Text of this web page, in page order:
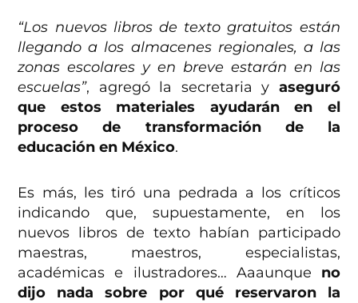
“Los nuevos libros de texto gratuitos están
llegando a los almacenes regionales, a las
zonas escolares y en breve estarán en las
escuelas”, agregó la secretaria y aseguró
que estos materiales ayudarán en el
proceso de transformación de la
educación en México.
Es más, les tiró una pedrada a los críticos
indicando que, supuestamente, en los
nuevos libros de texto habían participado
maestras, maestros, especialistas,
académicas e ilustradores… Aaaunque no
dijo nada sobre por qué reservaron la